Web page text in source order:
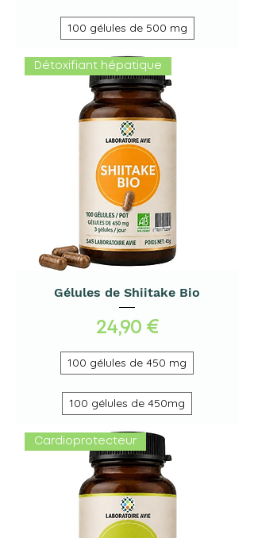
100 gélules de 500 mg
Détoxifiant hépatique
Gélules de Shiitake Bio
Prix
24,90 €
100 gélules de 450 mg
100 gélules de 450mg
Cardioprotecteur